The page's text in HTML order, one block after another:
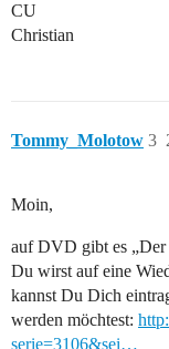
CU
Christian
Tommy_Molotow 3
Moin,
auf DVD gibt es „Der
Du wirst auf eine
kannst Du Dich
werden möchtest:
serie=3106&sei…